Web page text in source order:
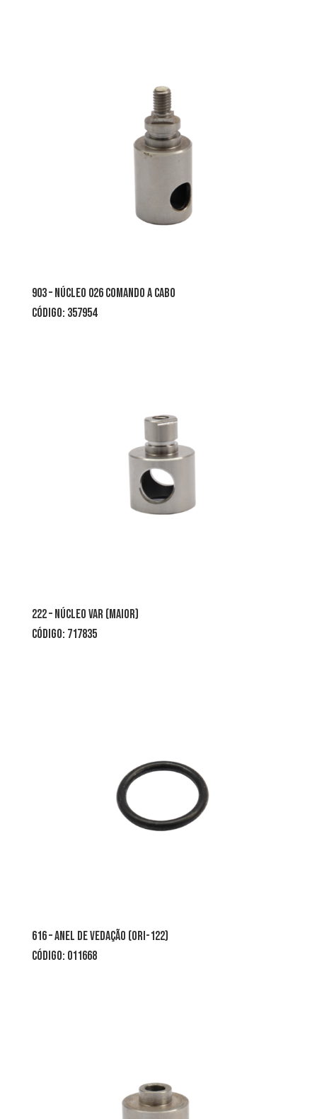
903 – núcleo 026 comando a cabo
CÓDIGO: 357954
222 – núcleo var (maior)
código: 717835
616 – anel de vedação (ori-122)
código: 011668